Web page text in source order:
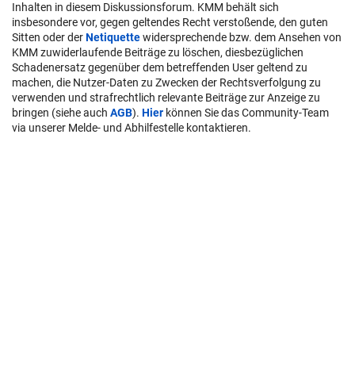
Inhalten in diesem Diskussionsforum. KMM behält sich
insbesondere vor, gegen geltendes Recht verstoßende, den guten
Sitten oder derNetiquettewidersprechende bzw. dem Ansehen von
KMM zuwiderlaufende Beiträge zu löschen, diesbezüglichen
Schadenersatz gegenüber dem betreffenden User geltend zu
machen, die Nutzer-Daten zu Zwecken der Rechtsverfolgung zu
verwenden und strafrechtlich relevante Beiträge zur Anzeige zu
bringen (siehe auch AGB). Hier können Sie das Community-Team
via unserer Melde- und Abhilfestelle kontaktieren.